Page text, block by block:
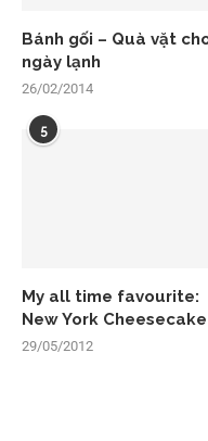
Bánh gối – Quà vặt
ngày lạnh
26/02/2014
5
My all time favourite:
New York Cheesecake
29/05/2012